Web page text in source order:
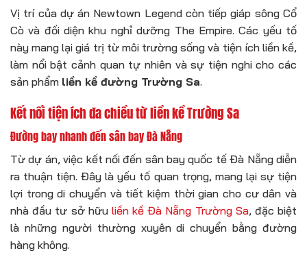
Vị trí của dự án Newtown Legend còn tiếp giáp sông Cổ
Cò và đối diện khu nghỉ dưỡng The Empire. Các yếu tố
này mang lại giá trị từ môi trường sống và tiện ích liền kề,
làm nổi bật cảnh quan tự nhiên và sự tiện nghi cho các
sản phẩm liền kề đường Trường Sa.
Kết nối tiện ích đa chiều từ liền kề Trường Sa
Đường bay nhanh đến sân bay Đà Nẵng
Từ dự án, việc kết nối đến sân bay quốc tế Đà Nẵng diễn
ra thuận tiện. Đây là yếu tố quan trọng, mang lại sự tiện
lợi trong di chuyển và tiết kiệm thời gian cho cư dân và
nhà đầu tư sở hữu liền kề Đà Nẵng Trường Sa, đặc biệt
là những người thường xuyên di chuyển bằng đường
hàng không.